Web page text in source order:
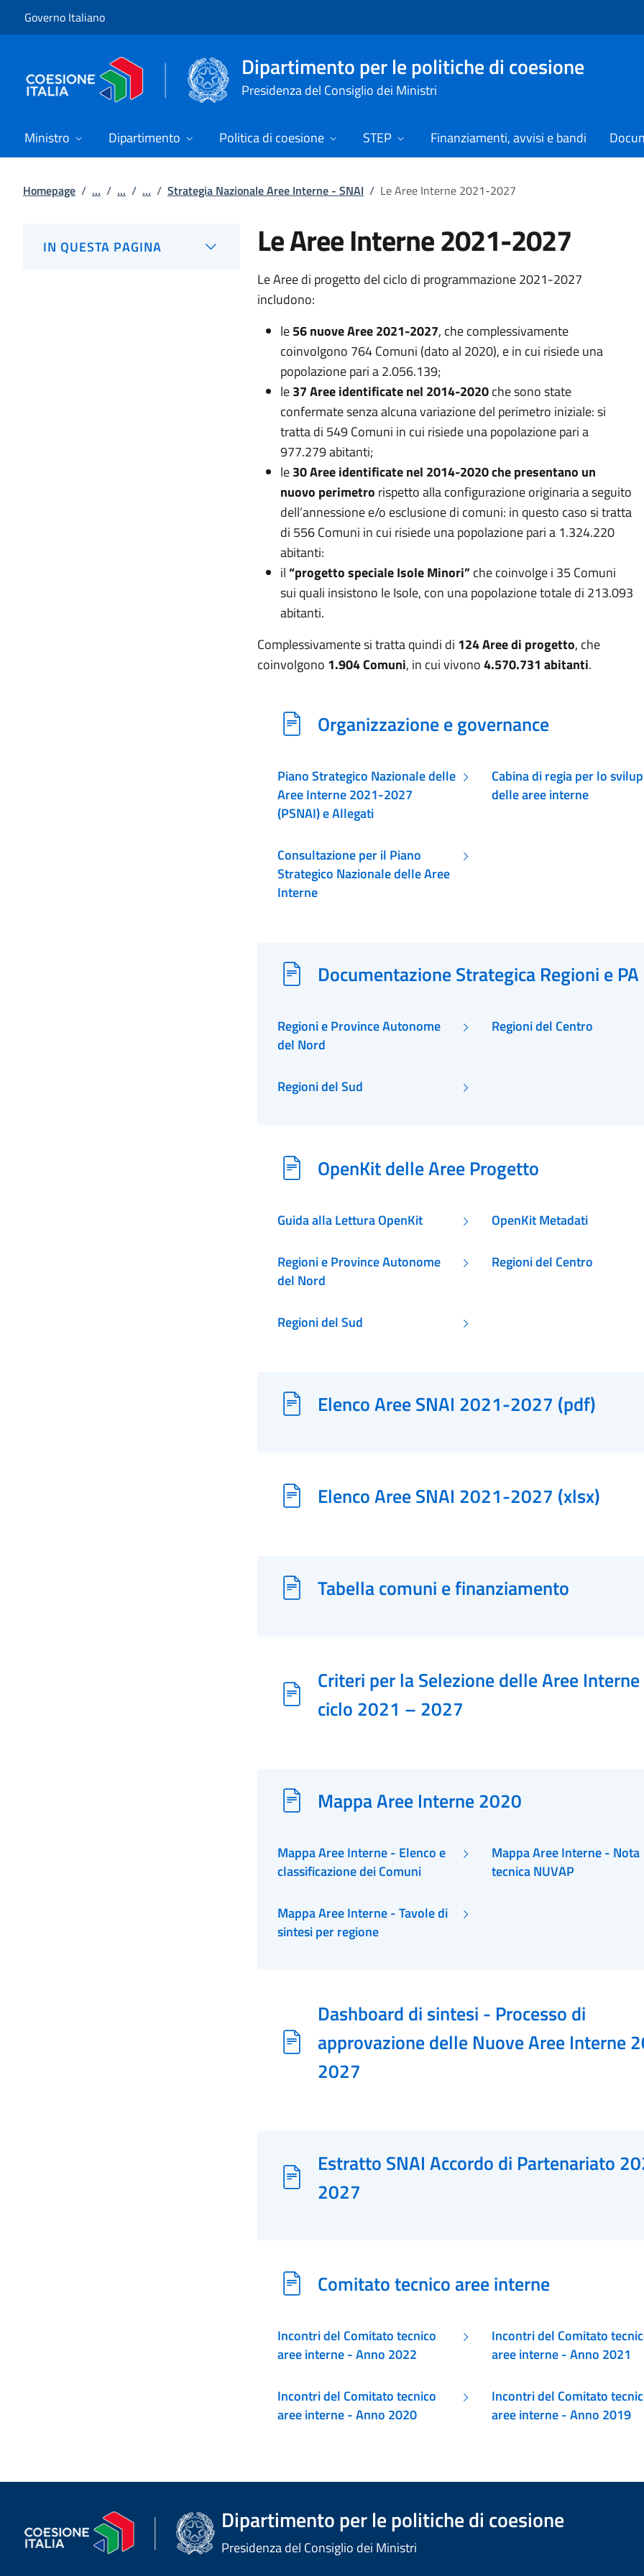
Governo Italiano
Dipartimento per le politiche di coesione
Presidenza del Consiglio dei Ministri
Ministro Dipartimento Politica di coesione STEP Finanziamenti, avvisi e bandi
Homepage / ... / ... / ... / Strategia Nazionale Aree Interne - SNAI / Le Aree Interne 2021-2027
IN QUESTA PAGINA Le Aree Interne 2021-2027
Le Aree di progetto del ciclo di programmazione 2021-2027
includono:
le56 nuove Aree 2021-2027, che complessivamente
coinvolgono 764 Comuni (dato al 2020), e in cui risiede una
popolazione pari a 2.056.139;
le37 Aree identificate nel 2014-2020che sono state
confermate senza alcuna variazione del perimetro iniziale: si
tratta di 549 Comuni in cui risiede una popolazione pari a
977.279 abitanti;
le30 Aree identificate nel 2014-2020 che presentano un
nuovo perimetro rispetto alla configurazione originaria a seguito
dell’annessione e/o esclusione di comuni: in questo caso si tratta
di 556 Comuni in cui risiede una popolazione pari a 1.324.220
abitanti:
il“progetto speciale Isole Minori”che coinvolge i 35 Comuni
sui quali insistono le Isole, con una popolazione totale di 213.093
abitanti.
Complessivamente si tratta quindi di 124 Aree di progetto, che
coinvolgono 1.904 Comuni, in cui vivono4.570.731 abitanti.
Organizzazione e governance
Piano Strategico Nazionale delle
Aree Interne 2021-2027
(PSNAI) e Allegati
Cabina di regia per lo
delle aree interne
Consultazione per il Piano
Strategico Nazionale delle Aree
Interne
Documentazione Strategica Regioni e PA
Regioni e Province Autonome
del Nord
Regioni del Centro
Regioni del Sud
OpenKit delle Aree Progetto
Guida alla Lettura OpenKit OpenKit Metadati
Regioni e Province Autonome
del Nord
Regioni del Centro
Regioni del Sud
Elenco Aree SNAI 2021-2027 (pdf)
Elenco Aree SNAI 2021-2027 (xlsx)
Tabella comuni e finanziamento
Criteri per la Selezione delle Aree
ciclo 2021 – 2027
Mappa Aree Interne 2020
Mappa Aree Interne - Elenco e
classificazione dei Comuni
Mappa Aree Interne - Nota
tecnica NUVAP
Mappa Aree Interne - Tavole di
sintesi per regione
Dashboard di sintesi - Processo di
approvazione delle Nuove Aree Interne
2027
Estratto SNAI Accordo di Partenariato
2027
Comitato tecnico aree interne
Incontri del Comitato tecnico
aree interne - Anno 2022
Incontri del Comitato
aree interne - Anno 2021
Incontri del Comitato tecnico
aree interne - Anno 2020
Incontri del Comitato
aree interne - Anno 2019
Dipartimento per le politiche di coesione
Presidenza del Consiglio dei Ministri